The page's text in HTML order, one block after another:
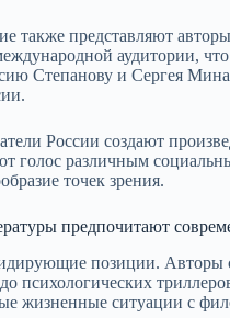
также представляют
аудитории,
Степанову и Сергея
России создают
голос различным
точек зрения.
предпочитают
позиции. Авторы
психологических
жизненные ситуации с